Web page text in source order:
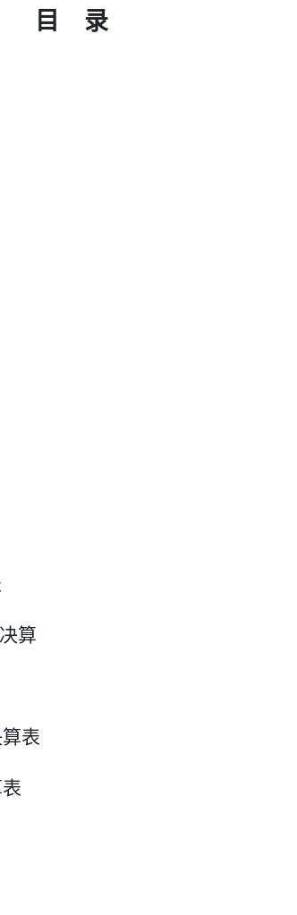
目 录
算
表